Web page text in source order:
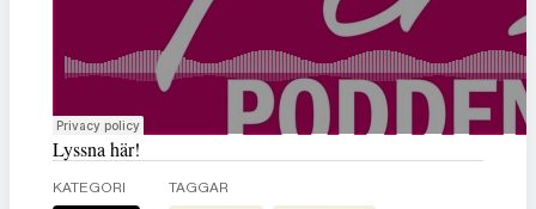
Lyssna här!
KATEGORI TAGGAR